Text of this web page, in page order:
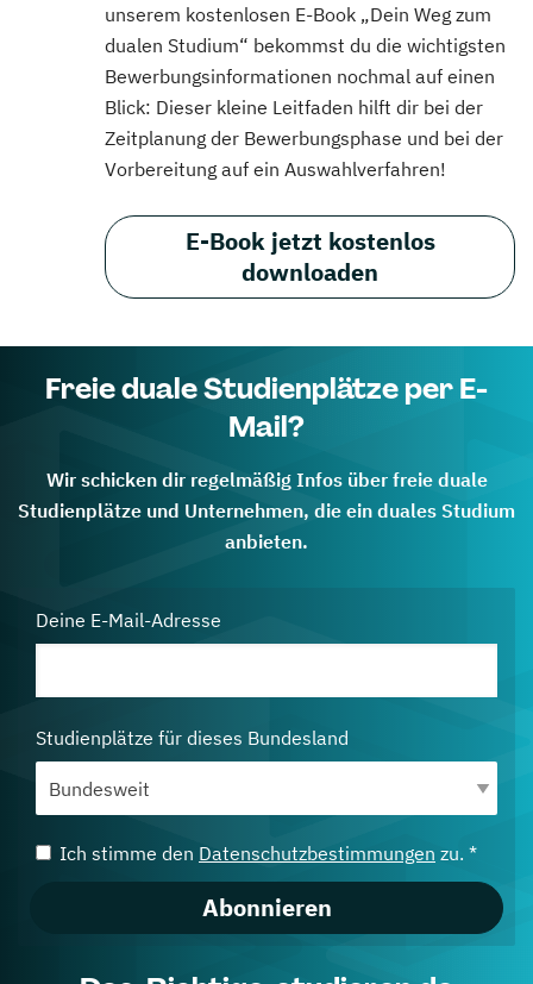
unserem kostenlosen E-Book „Dein Weg zum
dualen Studium“ bekommst du die wichtigsten
Bewerbungsinformationen nochmal auf einen
Blick: Dieser kleine Leitfaden hilft dir bei der
Zeitplanung der Bewerbungsphase und bei der
Vorbereitung auf ein Auswahlverfahren!
E-Book jetzt kostenlos
downloaden
Freie duale Studienplätze per E-
Mail?
Wir schicken dir regelmäßig Infos über freie duale
Studienplätze und Unternehmen, die ein duales Studium
anbieten.
Deine E-Mail-Adresse
Studienplätze für dieses Bundesland
Ich stimme den Datenschutzbestimmungen zu. *
Abonnieren